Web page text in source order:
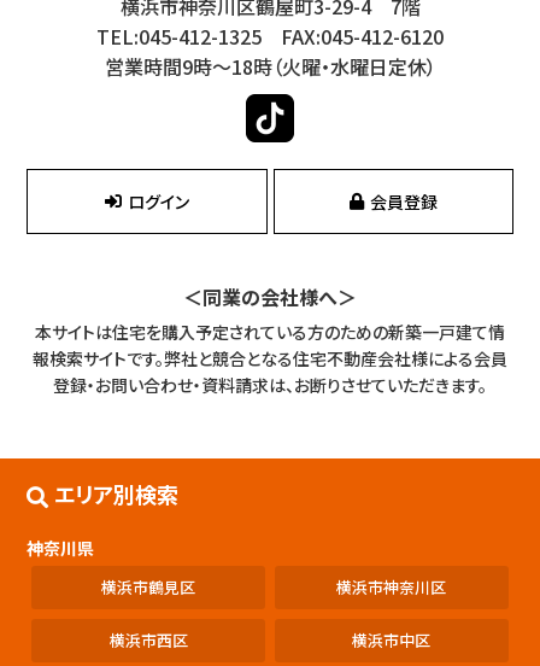
TEL:045-412-1325 FAX:045-412-6120
営業時間9時～18時（火曜・水曜日定休）
ログイン 会員登録
＜同業の会社様へ＞
本サイトは住宅を購入予定されている方のための新築一戸建て情
報検索サイトです。弊社と競合となる住宅不動産会社様による会員
登録・お問い合わせ・資料請求は、お断りさせていただきます。
エリア別検索
神奈川県
横浜市鶴見区 横浜市神奈川区
横浜市西区 横浜市中区